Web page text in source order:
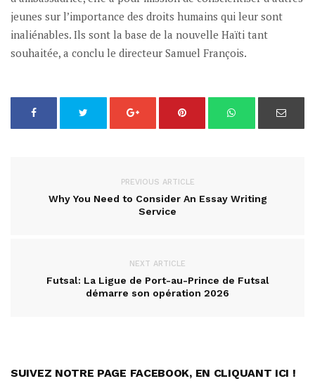
jeunes sur l’importance des droits humains qui leur sont
inaliénables. Ils sont la base de la nouvelle Haïti tant
souhaitée, a conclu le directeur Samuel François.
PREVIOUS ARTICLE
Why You Need to Consider An Essay Writing
Service
NEXT ARTICLE
Futsal: La Ligue de Port-au-Prince de Futsal
démarre son opération 2026
SUIVEZ NOTRE PAGE FACEBOOK, EN CLIQUANT ICI !